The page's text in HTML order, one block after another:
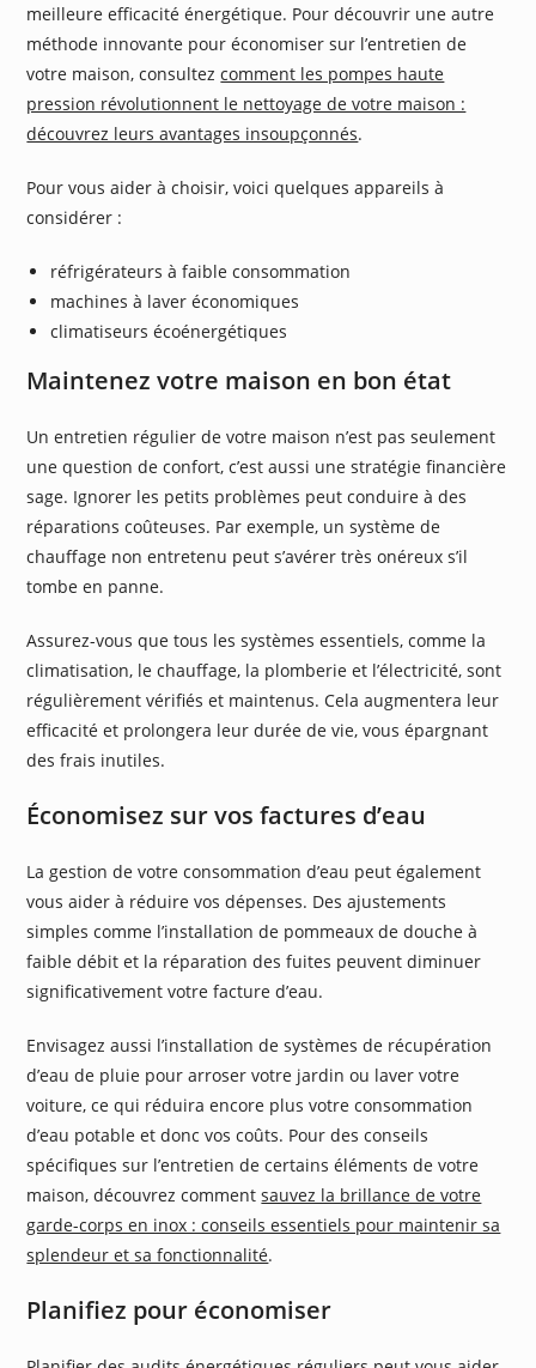
meilleure efficacité énergétique. Pour découvrir une autre
méthode innovante pour économiser sur l’entretien de
votre maison, consultezcomment les pompes haute
pression révolutionnent le nettoyage de votre maison :
découvrez leurs avantages insoupçonnés.
Pour vous aider à choisir, voici quelques appareils à
considérer :
réfrigérateurs à faible consommation
machines à laver économiques
climatiseurs écoénergétiques
Maintenez votre maison en bon état
Un entretien régulier de votre maison n’est pas seulement
une question de confort, c’est aussi une stratégie financière
sage. Ignorer les petits problèmes peut conduire à des
réparations coûteuses. Par exemple, un système de
chauffage non entretenu peut s’avérer très onéreux s’il
tombe en panne.
Assurez-vous que tous les systèmes essentiels, comme la
climatisation, le chauffage, la plomberie et l’électricité, sont
régulièrement vérifiés et maintenus. Cela augmentera leur
efficacité et prolongera leur durée de vie, vous épargnant
des frais inutiles.
Économisez sur vos factures d’eau
La gestion de votre consommation d’eau peut également
vous aider à réduire vos dépenses. Des ajustements
simples comme l’installation de pommeaux de douche à
faible débit et la réparation des fuites peuvent diminuer
significativement votre facture d’eau.
Envisagez aussi l’installation de systèmes de récupération
d’eau de pluie pour arroser votre jardin ou laver votre
voiture, ce qui réduira encore plus votre consommation
d’eau potable et donc vos coûts. Pour des conseils
spécifiques sur l’entretien de certains éléments de votre
maison, découvrez commentsauvez la brillance de votre
garde-corps en inox : conseils essentiels pour maintenir sa
splendeur et sa fonctionnalité.
Planifiez pour économiser